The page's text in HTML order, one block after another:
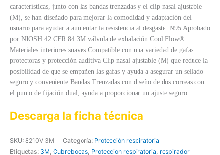
características, junto con las bandas trenzadas y el clip nasal ajustable
(M), se han diseñado para mejorar la comodidad y adaptación del
usuario para ayudar a aumentar la resistencia al desgaste. N95 Aprobado
por NIOSH 42.CFR.84 3M válvula de exhalación Cool Flow®
Materiales interiores suaves Compatible con una variedad de gafas
protectoras y protección auditiva Clip nasal ajustable (M) que reduce la
posibilidad de que se empañen las gafas y ayuda a asegurar un sellado
seguro y conveniente Bandas Trenzadas con diseño de dos correas con
el punto de fijación dual, ayuda a proporcionar un ajuste seguro
Descarga la ficha técnica
SKU: 8210V 3M Categoría: Protección respiratoria
Etiquetas: 3M, Cubrebocas, Proteccion respiratoria, respirador